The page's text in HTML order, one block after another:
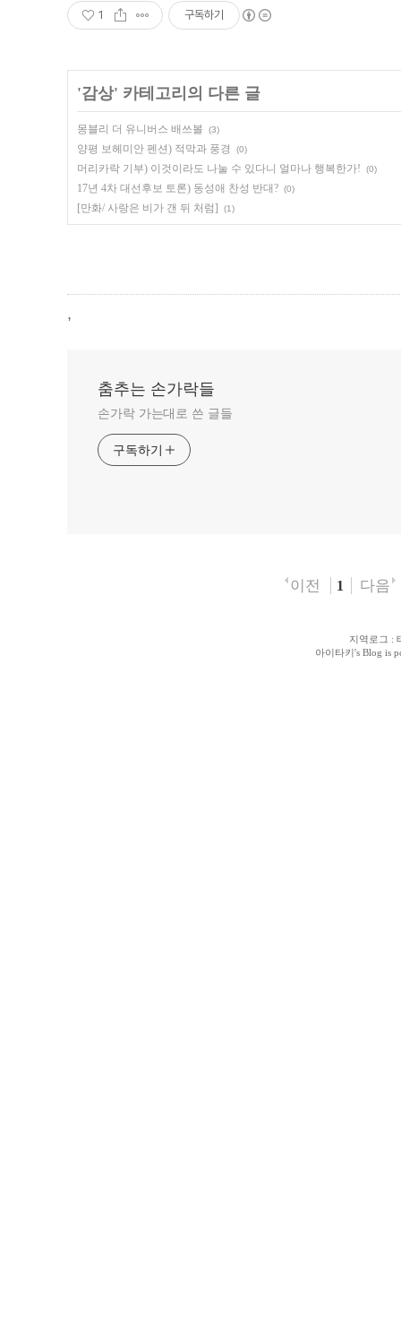
1 구독하기
'감상' 카테고리의 다른 글
몽블리 더 유니버스 배쓰볼 (3)
양평 보헤미안 펜션) 적막과 풍경 (0)
머리카락 기부) 이것이라도 나눌 수 있다니 얼마나 행복한가! (0)
17년 4차 대선후보 토론) 동성애 찬성 반대? (0)
[만화/ 사랑은 비가 갠 뒤 처럼] (1)
,
춤추는 손가락들
손가락 가는대로 쓴 글들
구독하기
이전 1 다음
지역로그 :
아이타키 's Blog is